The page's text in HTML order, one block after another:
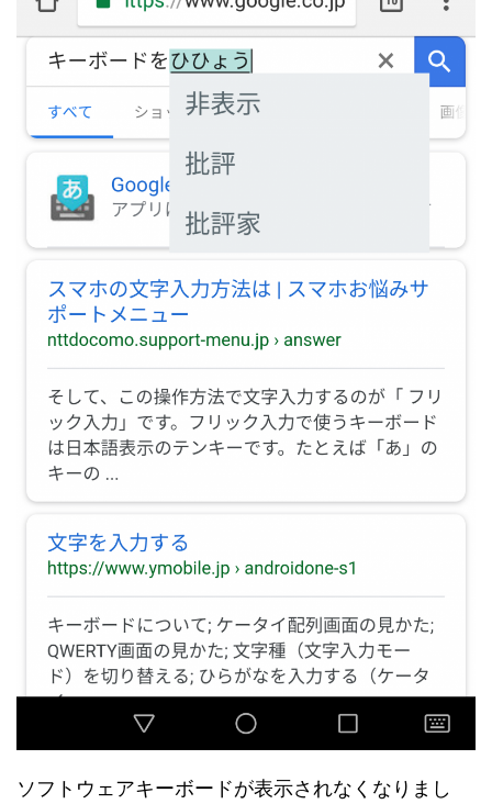
ソフトウェアキーボードが表示されなくなりまし